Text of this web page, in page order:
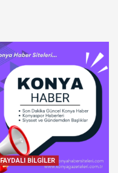
FAYDALI BİLGİLER